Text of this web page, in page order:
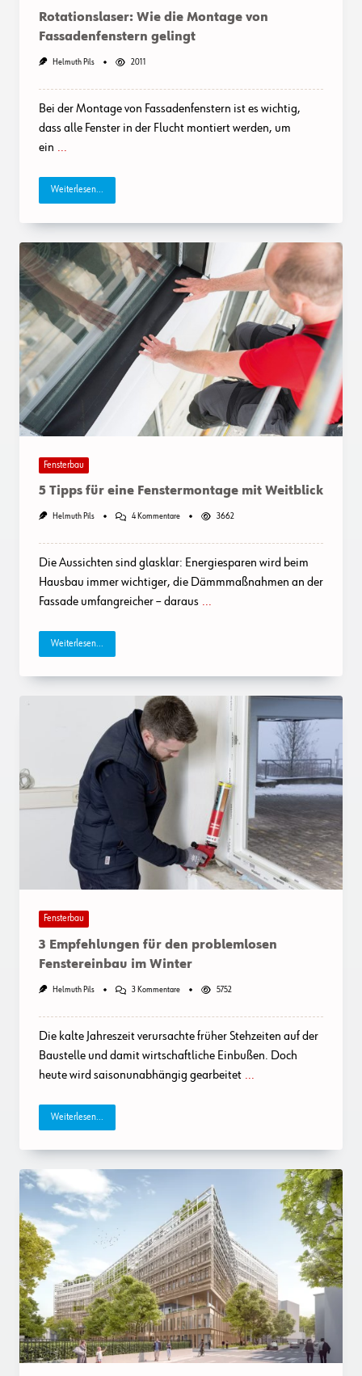
Rotationslaser: Wie die Montage von
Fassadenfenstern gelingt
Helmuth Pils 2011
Bei der Montage von Fassadenfenstern ist es wichtig,
dass alle Fenster in der Flucht montiert werden, um
ein ...
Weiterlesen...
Fensterbau
5 Tipps für eine Fenstermontage mit Weitblick
Helmuth Pils 4 KommentareZu
Eine
Fenstermontage
Mit
Weitblick
3662
Die Aussichten sind glasklar: Energiesparen wird beim
Hausbau immer wichtiger, die Dämmmaßnahmen an der
Fassade umfangreicher – daraus ...
Weiterlesen...
Fensterbau
3 Empfehlungen für den problemlosen
Fenstereinbau im Winter
Helmuth Pils 3 KommentareZu
Den
Problemlosen
Fenstereinbau
Im
5752
Die kalte Jahreszeit verursachte früher Stehzeiten auf der
Baustelle und damit wirtschaftliche Einbußen. Doch
heute wird saisonunabhängig gearbeitet ...
Weiterlesen...